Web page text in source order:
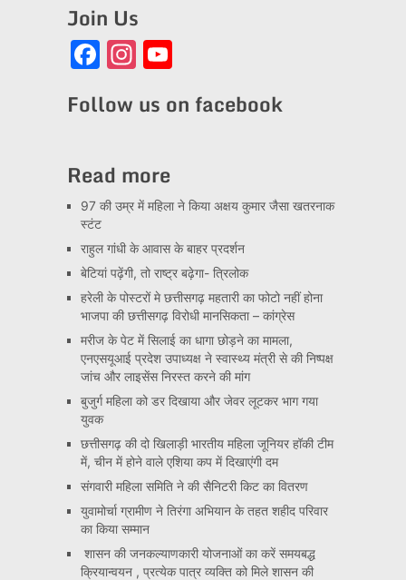
Join Us
Facebook
Instagram
YouTube
Follow us on facebook
Read more
97 की उम्र में महिला ने किया अक्षय कुमार जैसा खतरनाक
स्टंट
राहुल गांधी के आवास के बाहर प्रदर्शन
बेटियां पढ़ेंगी, तो राष्ट्र बढ़ेगा- त्रिलोक
हरेली के पोस्टरों मे छत्तीसगढ़ महतारी का फोटो नहीं होना
भाजपा की छत्तीसगढ़ विरोधी मानसिकता – कांग्रेस
मरीज के पेट में सिलाई का धागा छोड़ने का मामला,
एनएसयूआई प्रदेश उपाध्यक्ष ने स्वास्थ्य मंत्री से की निष्पक्ष
जांच और लाइसेंस निरस्त करने की मांग
बुजुर्ग महिला को डर दिखाया और जेवर लूटकर भाग गया
युवक
छत्तीसगढ़ की दो खिलाड़ी भारतीय महिला जूनियर हॉकी टीम
में, चीन में होने वाले एशिया कप में दिखाएंगी दम
संगवारी महिला समिति ने की सैनिटरी किट का वितरण
युवामोर्चा ग्रामीण ने तिरंगा अभियान के तहत शहीद परिवार
का किया सम्मान
शासन की जनकल्याणकारी योजनाओं का करें समयबद्ध
क्रियान्वयन , प्रत्येक पात्र व्यक्ति को मिले शासन की